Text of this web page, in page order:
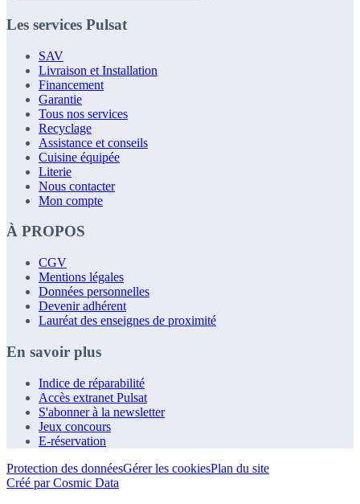
Les services Pulsat
SAV
Livraison et Installation
Financement
Garantie
Tous nos services
Recyclage
Assistance et conseils
Cuisine équipée
Literie
Nous contacter
Mon compte
À PROPOS
CGV
Mentions légales
Données personnelles
Devenir adhérent
Lauréat des enseignes de proximité
En savoir plus
Indice de réparabilité
Accès extranet Pulsat
S'abonner à la newsletter
Jeux concours
E-réservation
Protection des donnéesGérer les cookiesPlan du site
Créé par Cosmic Data